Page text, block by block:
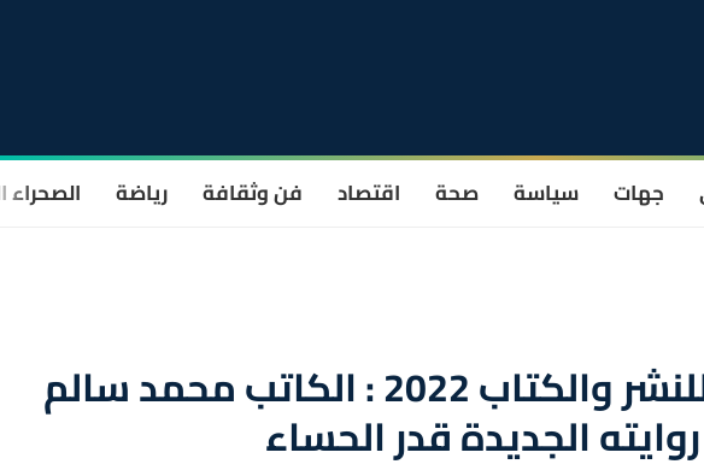
جهات سياسة صحة اقتصاد فن وثقافة رياضة الصحراء
المعرض الدولي للنشر والكتاب 2022 : الكاتب محمد سالم
الجديدة قدر الحساء